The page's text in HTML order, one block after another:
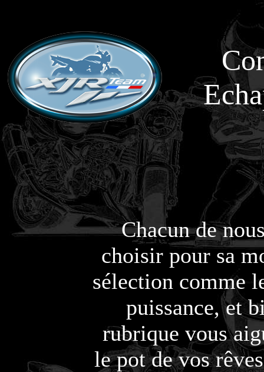
Chacun de
choisir pour sa
sélection comme
puissance, et
rubrique vous
le pot de vos